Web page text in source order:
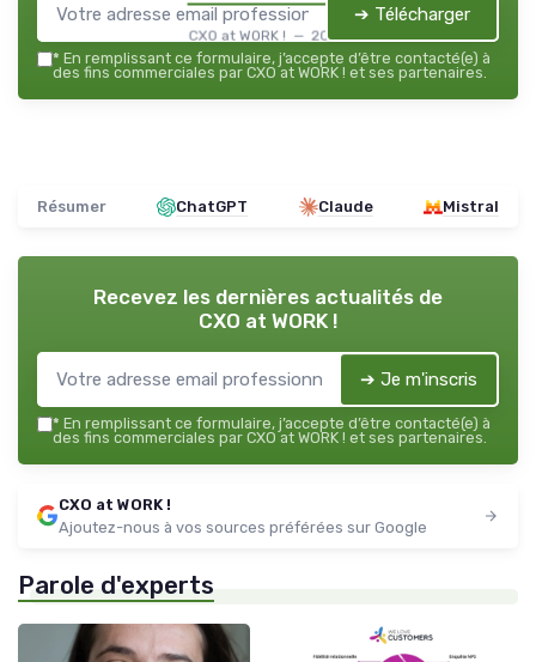
CXO at WORK ! — 2026
➔ Télécharger
* En remplissant ce formulaire, j’accepte d’être contacté(e) à
des fins commerciales par CXO at WORK ! et ses partenaires.
Résumer ChatGPT Claude Mistral
Recevez les dernières actualités de
CXO at WORK !
➔ Je m'inscris
* En remplissant ce formulaire, j’accepte d’être contacté(e) à
des fins commerciales par CXO at WORK ! et ses partenaires.
CXO at WORK !
Ajoutez-nous à vos sources préférées sur Google
Parole d'experts